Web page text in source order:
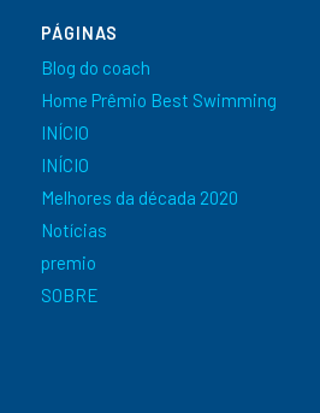
PÁGINAS
Blog do coach
Home Prêmio Best Swimming
INÍCIO
INÍCIO
Melhores da década 2020
Notícias
premio
SOBRE